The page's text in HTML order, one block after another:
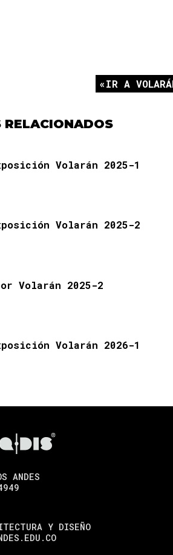
IR A
RELACIONADOS
Volarán 2025-1
Volarán 2025-2
Volarán 2025-2
Volarán 2026-1
ANDES
Y DISEÑO